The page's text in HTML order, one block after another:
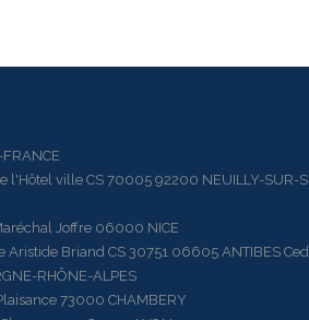
FRANCE
ville CS 70005 92200 NEUILLY-SUR-
Joffre 06000 NICE
Briand CS 30751 06605 ANTIBES
RHÔNE-ALPES
73000 CHAMBERY